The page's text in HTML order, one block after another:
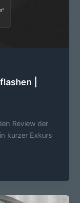
|
Review der
kurzer Exkurs